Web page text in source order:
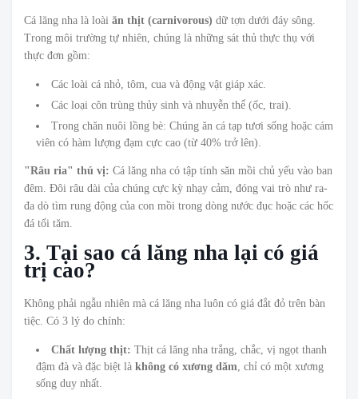
Cá lăng nha là loài ăn thịt (carnivorous) dữ tợn dưới đáy sông.
Trong môi trường tự nhiên, chúng là những sát thủ thực thụ với
thực đơn gồm:
Các loài cá nhỏ, tôm, cua và động vật giáp xác.
Các loại côn trùng thủy sinh và nhuyễn thể (ốc, trai).
Trong chăn nuôi lồng bè: Chúng ăn cá tạp tươi sống hoặc cám
viên có hàm lượng đạm cực cao (từ 40% trở lên).
"Râu ria" thú vị: Cá lăng nha có tập tính săn mồi chủ yếu vào ban
đêm. Đôi râu dài của chúng cực kỳ nhạy cảm, đóng vai trò như ra-
đa dò tìm rung động của con mồi trong dòng nước đục hoặc các hốc
đá tối tăm.
3. Tại sao cá lăng nha lại có giá
trị cao?
Không phải ngẫu nhiên mà cá lăng nha luôn có giá đắt đỏ trên bàn
tiệc. Có 3 lý do chính:
Chất lượng thịt: Thịt cá lăng nha trắng, chắc, vị ngọt thanh
đậm đà và đặc biệt là không có xương dăm , chỉ có một xương
sống duy nhất.